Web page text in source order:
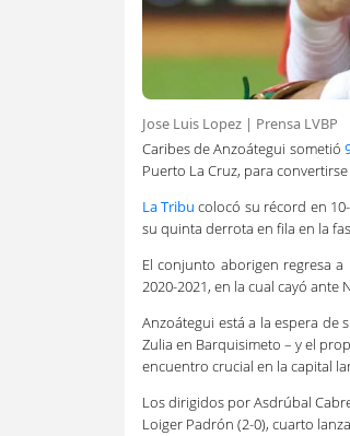
Jose Luis Lopez | Prensa LVBP
Caribes de Anzoátegui sometió
Puerto La Cruz, para
La Tribu colocó su récord en
su quinta derrota en fila en la
El conjunto aborigen regresa
2020-2021, en la cual cayó
Anzoátegui está a la espera de
Zulia en Barquisimeto – y el
encuentro crucial en la capital
Los dirigidos por Asdrúbal
Loiger Padrón (2-0), cuarto